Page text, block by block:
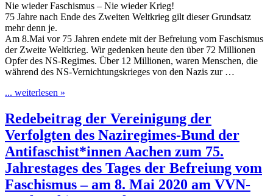
Nie wieder Faschismus – Nie wieder Krieg!
75 Jahre nach Ende des Zweiten Weltkrieg gilt dieser Grundsatz
mehr denn je.
Am 8.Mai vor 75 Jahren endete mit der Befreiung vom Faschismus
der Zweite Weltkrieg. Wir gedenken heute den über 72 Millionen
Opfer des NS-Regimes. Über 12 Millionen, waren Menschen, die
während des NS-Vernichtungskrieges von den Nazis zur …
... weiterlesen »
Redebeitrag der Vereinigung der
Verfolgten des Naziregimes-Bund der
Antifaschist*innen Aachen zum 75.
Jahrestages des Tages der Befreiung vom
Faschismus – am 8. Mai 2020 am VVN-